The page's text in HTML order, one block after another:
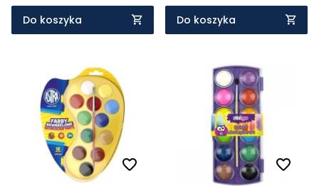
Do koszyka Do koszyka